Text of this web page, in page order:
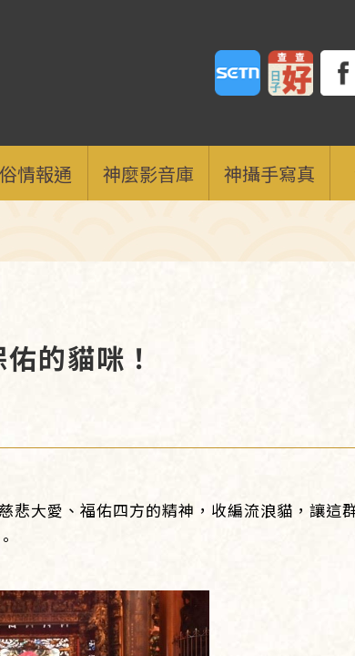
情報通 神麼影音庫 神攝手寫真
的貓咪！
大愛、福佑四方的精神，收編流浪貓，讓這